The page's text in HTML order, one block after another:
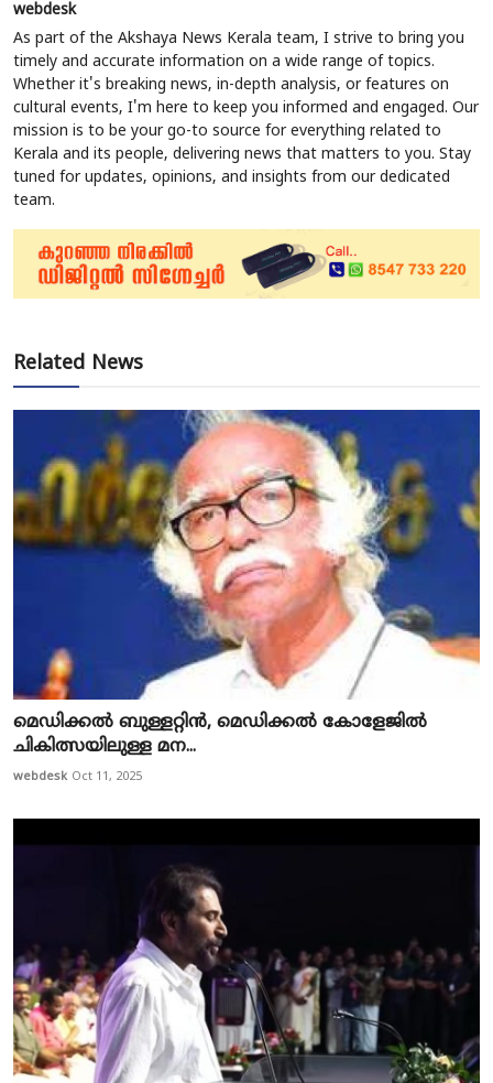
webdesk
As part of the Akshaya News Kerala team, I strive to bring you
timely and accurate information on a wide range of topics.
Whether it's breaking news, in-depth analysis, or features on
cultural events, I'm here to keep you informed and engaged. Our
mission is to be your go-to source for everything related to
Kerala and its people, delivering news that matters to you. Stay
tuned for updates, opinions, and insights from our dedicated
team.
Related News
മെഡിക്കൽ ബുള്ളറ്റിൻ, മെഡിക്കൽ കോളേജിൽ
ചികിത്സയിലുള്ള മന...
webdesk Oct 11, 2025